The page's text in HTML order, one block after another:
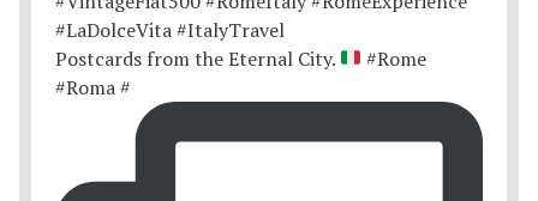
Postcards from the Eternal City.
#Rome
#Roma #